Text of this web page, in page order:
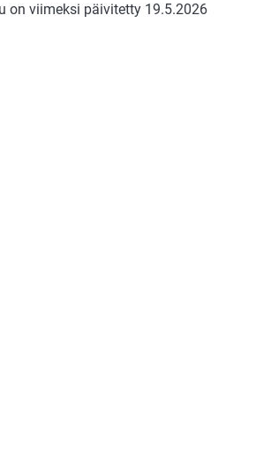
on viimeksi päivitetty 19.5.2026